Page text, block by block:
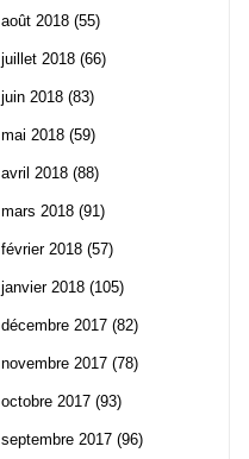
août 2018 (55)
juillet 2018 (66)
juin 2018 (83)
mai 2018 (59)
avril 2018 (88)
mars 2018 (91)
février 2018 (57)
janvier 2018 (105)
décembre 2017 (82)
novembre 2017 (78)
octobre 2017 (93)
septembre 2017 (96)